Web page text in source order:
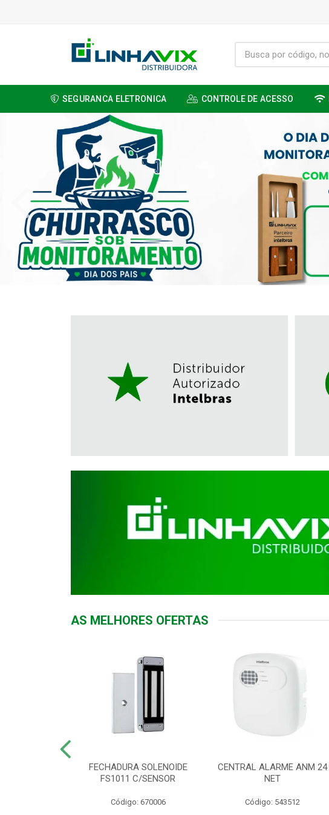
SEGURANCA ELETRONICA CONTROLE DE ACESSO
AS MELHORES OFERTAS
FECHADURA SOLENOIDE
FS1011 C/SENSOR
Código: 670006
CENTRAL ALARME ANM 24
NET
Código: 543512